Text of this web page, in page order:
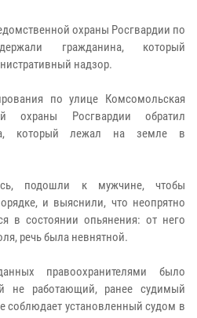
охраны Росгвардии по
гражданина, который
надзор.
по улице Комсомольская
охраны Росгвардии обратил
который лежал на земле в
подошли к мужчине, чтобы
и выяснили, что неопрятно
в состоянии опьянения: от него
речь была невнятной.
правоохранителями было
не работающий, ранее судимый
соблюдает установленный судом в